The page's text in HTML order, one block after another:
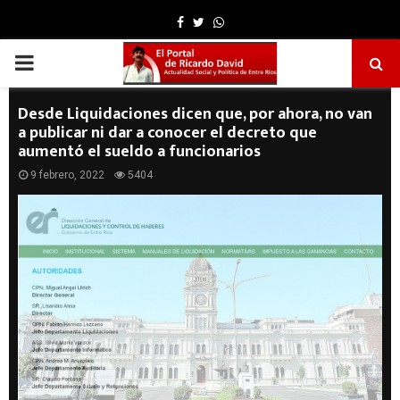
Facebook
TwitterWhatsapp
PRIMARY
MENU
Desde Liquidaciones dicen que, por ahora, no van
a publicar ni dar a conocer el decreto que
aumentó el sueldo a funcionarios
9 febrero, 2022 5404